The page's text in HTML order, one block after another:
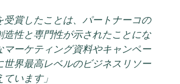
受賞したことは、パートナーコの
性と専門性が示されたことにな
ーケティング資料やキャンペー
界最高レベルのビジネスリソー
います」